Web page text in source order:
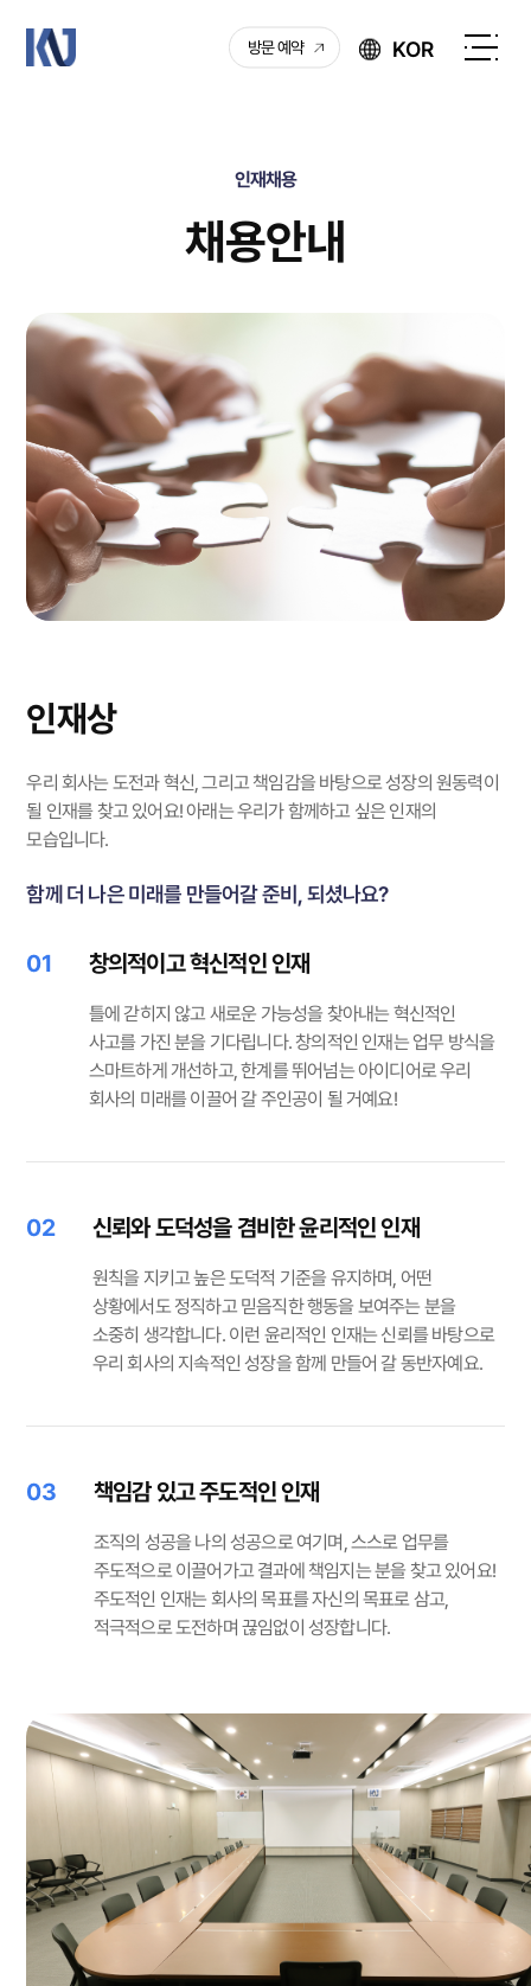
케
이
방문 예약 KOR
인재채용
채용안내
인재상
우리 회사는 도전과 혁신, 그리고 책임감을 바탕으로 성장의 원동력이
될 인재를 찾고 있어요!아래는 우리가 함께하고 싶은 인재의
모습입니다.
함께 더 나은 미래를 만들어갈 준비, 되셨나요?
01 창의적이고 혁신적인 인재
틀에 갇히지 않고 새로운 가능성을 찾아내는 혁신적인
사고를 가진 분을 기다립니다. 창의적인 인재는 업무 방식을
스마트하게 개선하고, 한계를 뛰어넘는 아이디어로 우리
회사의 미래를 이끌어 갈 주인공이 될 거예요!
02 신뢰와 도덕성을 겸비한 윤리적인 인재
원칙을 지키고 높은 도덕적 기준을 유지하며, 어떤
상황에서도 정직하고 믿음직한 행동을 보여주는 분을
소중히 생각합니다. 이런 윤리적인 인재는 신뢰를 바탕으로
우리 회사의 지속적인 성장을 함께 만들어 갈 동반자예요.
03 책임감 있고 주도적인 인재
조직의 성공을 나의 성공으로 여기며, 스스로 업무를
주도적으로 이끌어가고 결과에 책임지는 분을 찾고 있어요!
주도적인 인재는 회사의 목표를 자신의 목표로 삼고,
적극적으로 도전하며 끊임없이 성장합니다.